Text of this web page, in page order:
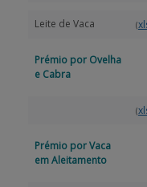
Leite de Vaca (
Prémio por Ovelha
e Cabra
(
Prémio por Vaca
em Aleitamento